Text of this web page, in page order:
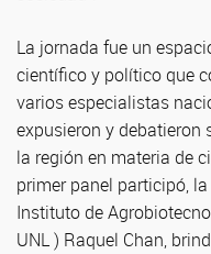
La jornada fue un
científico y político que
varios especialistas
expusieron y debatieron
la región en materia de
primer panel participó,
Instituto de
UNL ) Raquel Chan,